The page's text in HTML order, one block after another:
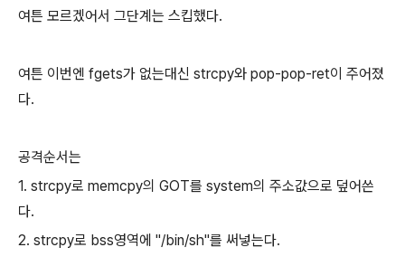
여튼 모르겠어서 그단계는 스킵했다.
여튼 이번엔 fgets가 없는대신 strcpy와 pop-pop-ret이 주어졌
다.
공격순서는
1. strcpy로 memcpy의 GOT를 system의 주소값으로 덮어쓴
다.
2. strcpy로 bss영역에 "/bin/sh"를 써넣는다.